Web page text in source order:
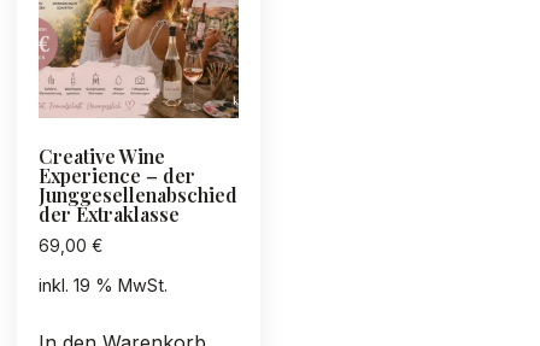
Creative Wine
Experience – der
Junggesellenabschied
der Extraklasse
69,00 €
inkl. 19 % MwSt.